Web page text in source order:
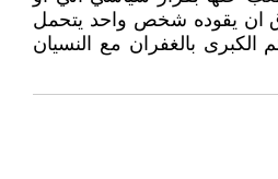
ان يقوده شخص واحد يتحمل
الكبرى بالغفران مع النسيان